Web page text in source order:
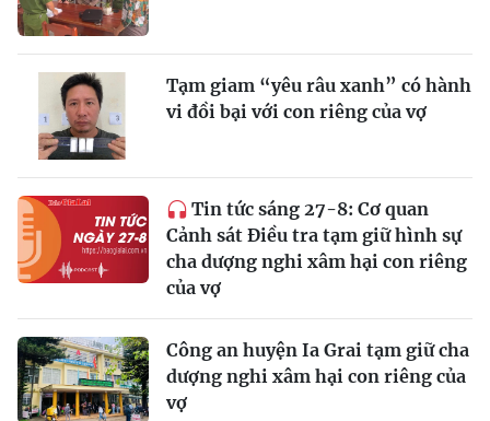
Tạm giam “yêu râu xanh” có hành
vi đồi bại với con riêng của vợ
Tin tức sáng 27-8: Cơ quan
Cảnh sát Điều tra tạm giữ hình sự
cha dượng nghi xâm hại con riêng
của vợ
Công an huyện Ia Grai tạm giữ cha
dượng nghi xâm hại con riêng của
vợ